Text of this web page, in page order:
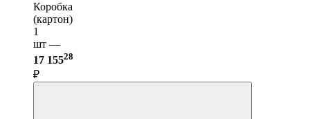
Коробка
(картон)
1
шт —
17 15528
₽